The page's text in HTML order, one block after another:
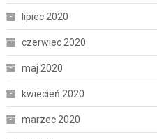
lipiec 2020
czerwiec 2020
maj 2020
kwiecień 2020
marzec 2020